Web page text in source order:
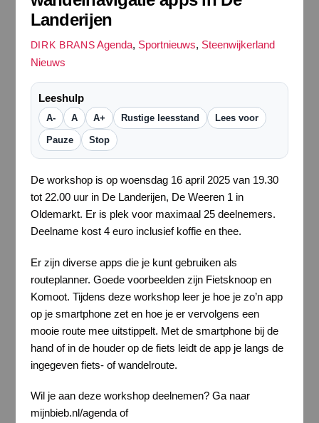
Landerijen
DIRK BRANS Agenda, Sportnieuws, Steenwijkerland
Nieuws
Leeshulp
A- A A+ Rustige leesstand Lees voor
Pauze Stop
De workshop is op woensdag 16 april 2025 van 19.30
tot 22.00 uur in De Landerijen, De Weeren 1 in
Oldemarkt. Er is plek voor maximaal 25 deelnemers.
Deelname kost 4 euro inclusief koffie en thee.
Er zijn diverse apps die je kunt gebruiken als
routeplanner. Goede voorbeelden zijn Fietsknoop en
Komoot. Tijdens deze workshop leer je hoe je zo’n app
op je smartphone zet en hoe je er vervolgens een
mooie route mee uitstippelt. Met de smartphone bij de
hand of in de houder op de fiets leidt de app je langs de
ingegeven fiets- of wandelroute.
Wil je aan deze workshop deelnemen? Ga naar
mijnbieb.nl/agenda of